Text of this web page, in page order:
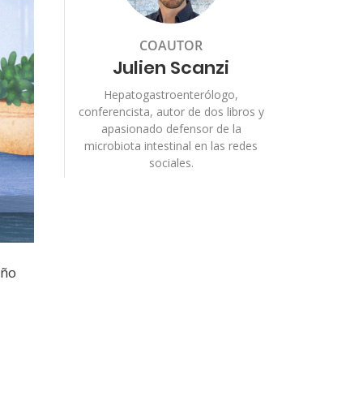
COAUTOR
Julien Scanzi
Hepatogastroenterólogo,
conferencista, autor de dos libros y
apasionado defensor de la
microbiota intestinal en las redes
sociales.